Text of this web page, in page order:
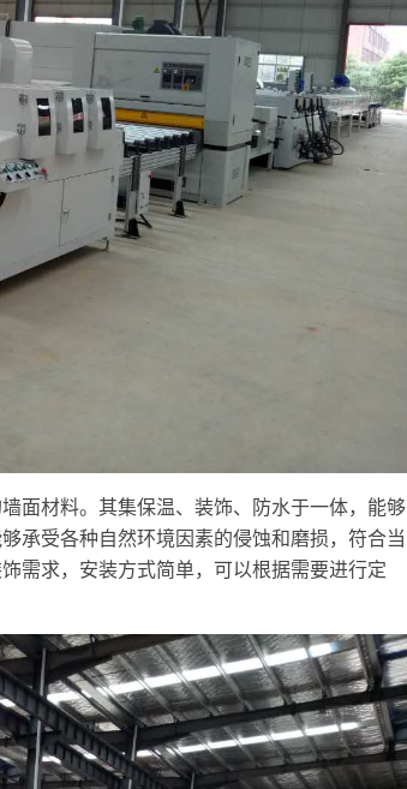
面材料。其集保温、装饰、防水于一体，能够
承受各种自然环境因素的侵蚀和磨损，符合当
需求，安装方式简单，可以根据需要进行定